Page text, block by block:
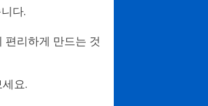
다.
리하게 만드는 것
요.